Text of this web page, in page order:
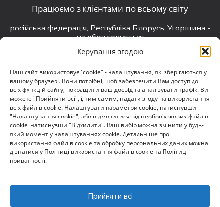
Керування згодою
Наш сайт використовує "cookie" - налаштування, які зберігаються у
вашому браузері. Вони потрібні, щоб забезпечити Вам доступ до
всіх функцій сайту, покращити ваш досвід та аналізувати трафік. Ви
можете "Прийняти всі", і, тим самим, надати згоду на використання
всіх файлів cookie. Налаштувати параметри cookie, натиснувши
"Налаштування cookie", або відмовитися від необов'язкових файлів
cookie, натиснувши "Відхилити". Ваш вибір можна змінити у будь-
який момент у налаштуваннях cookie. Детальніше про
використання файлів cookie та обробку персональних даних можна
дізнатися у Політиці використання файлів cookie та Політиці
приватності.
Прийняти всі
Працюємо з клієнтами по всьому світу
російська федерація, Республіка Білорусь, Угорщина -
не обслуговується
contact@darkguard.com.ua